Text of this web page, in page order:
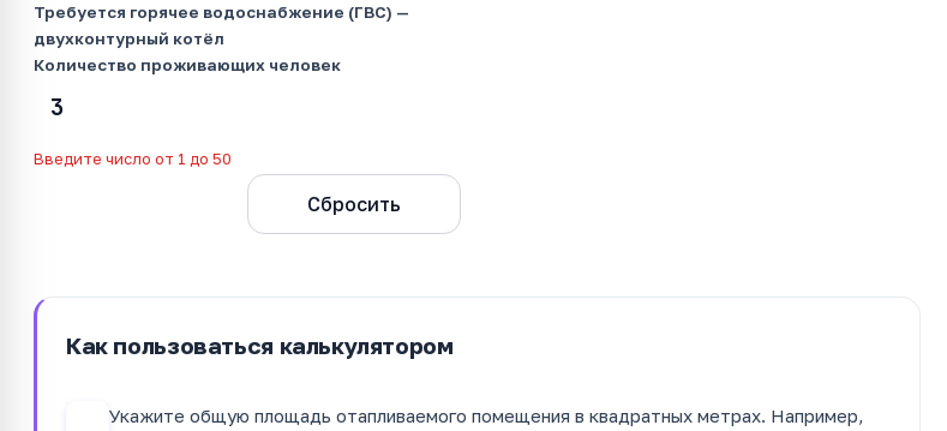
Требуется горячее водоснабжение (ГВС) —
двухконтурный котёл
Количество проживающих человек
Введите число от 1 до 50
Сбросить
Как пользоваться калькулятором
Укажите общую площадь отапливаемого помещения в квадратных метрах. Например,